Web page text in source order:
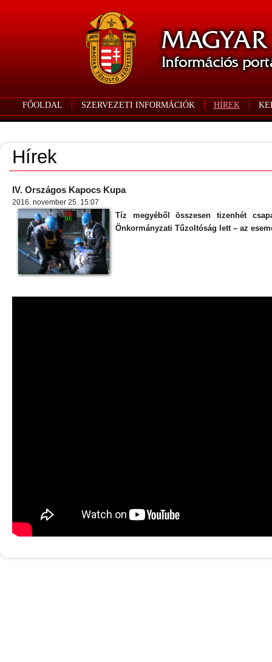
FŐOLDAL SZERVEZETI INFORMÁCIÓK HÍREK
Hírek
IV. Országos Kapocs Kupa
2016. november 25. 15:07
Tíz megyéből összesen tizenhét
Önkormányzati Tűzoltóság lett – az